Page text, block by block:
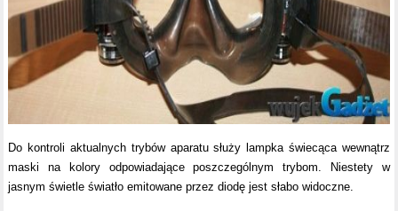
Do kontroli aktualnych trybów aparatu służy lampka świecąca wewnątrz
maski na kolory odpowiadające poszczególnym trybom. Niestety w
jasnym świetle światło emitowane przez diodę jest słabo widoczne.